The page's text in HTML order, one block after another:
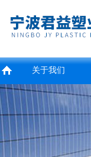
关于我们